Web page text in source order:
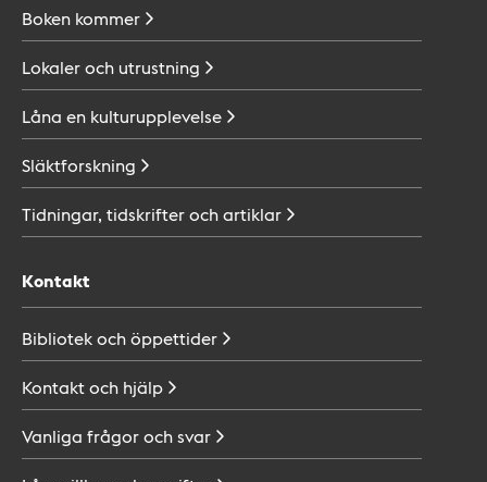
Boken kommer
Lokaler och utrustning
Låna en kulturupplevelse
Släktforskning
Tidningar, tidskrifter ochartiklar
Kontakt
Bibliotek ochöppettider
Kontakt och hjälp
Vanliga frågor ochsvar